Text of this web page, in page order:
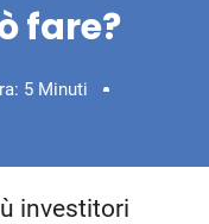
fare?
5 Minuti
investitori